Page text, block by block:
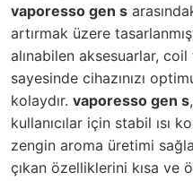
vaporesso gen s
artırmak üzere
alınabilen aksesuarlar,
sayesinde cihazınızı
kolaydır. vaporesso gen s
kullanıcılar için stabil ısı
zengin aroma üretimi
çıkan özelliklerini kısa ve